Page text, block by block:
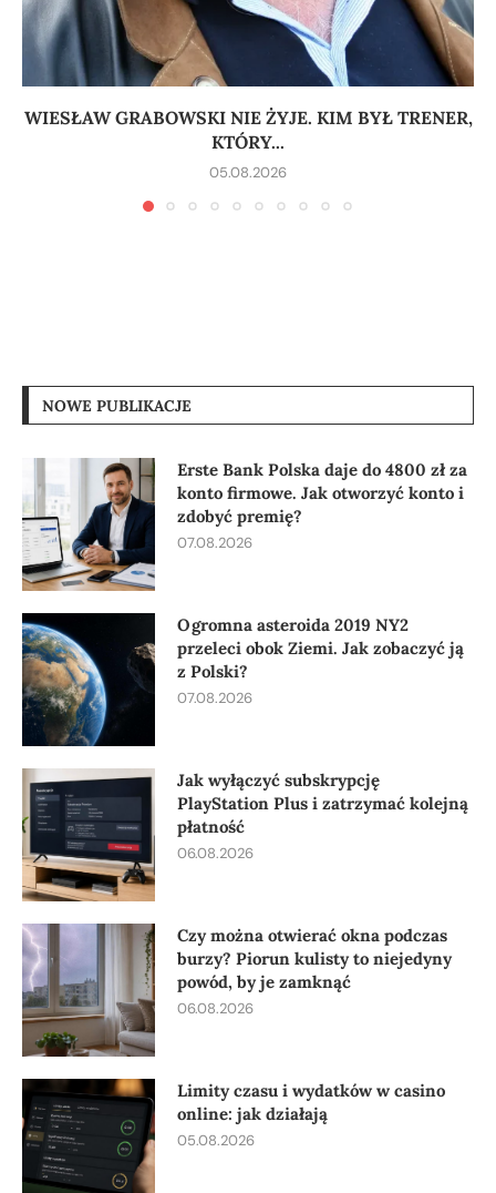
WIESŁAW GRABOWSKI NIE ŻYJE. KIM BYŁ TRENER,
KTÓRY...
05.08.2026
NOWE PUBLIKACJE
Erste Bank Polska daje do 4800 zł za
konto firmowe. Jak otworzyć konto i
zdobyć premię?
07.08.2026
Ogromna asteroida 2019 NY2
przeleci obok Ziemi. Jak zobaczyć ją
z Polski?
07.08.2026
Jak wyłączyć subskrypcję
PlayStation Plus i zatrzymać kolejną
płatność
06.08.2026
Czy można otwierać okna podczas
burzy? Piorun kulisty to niejedyny
powód, by je zamknąć
06.08.2026
Limity czasu i wydatków w casino
online: jak działają
05.08.2026